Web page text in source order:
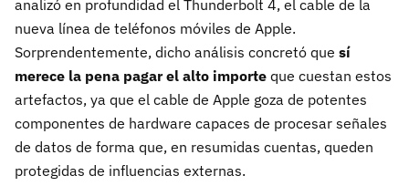
analizó en profundidad el Thunderbolt 4, el cable de la
nueva línea de teléfonos móviles de Apple.
Sorprendentemente, dicho análisis concretó que sí
merece la pena pagar el alto importe que cuestan estos
artefactos, ya que el cable de Apple goza de potentes
componentes de hardware capaces de procesar señales
de datos de forma que, en resumidas cuentas, queden
protegidas de influencias externas.